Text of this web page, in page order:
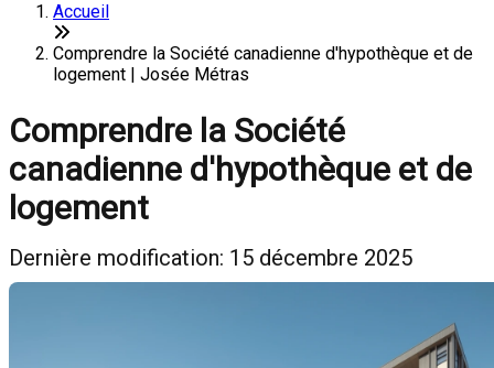
Accueil
Comprendre la Société canadienne d'hypothèque et de
logement | Josée Métras
Comprendre la Société
canadienne d'hypothèque et de
logement
Dernière modification: 15 décembre 2025